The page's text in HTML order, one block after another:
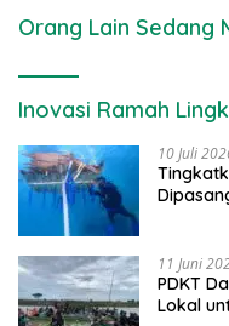
Orang Lain Sedang
Inovasi Ramah
10 Juli
11 Juni
PDKT
Lokal